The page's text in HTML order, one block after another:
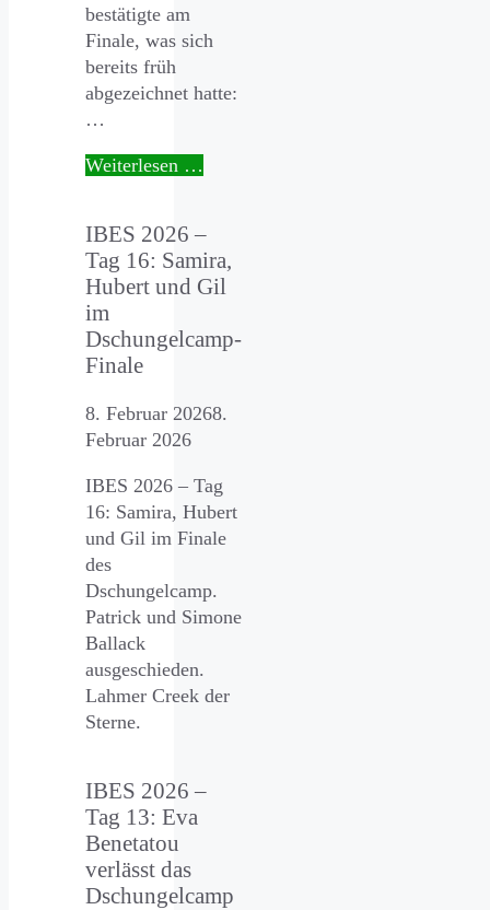
bestätigte am
Finale, was sich
bereits früh
abgezeichnet hatte:
…
Weiterlesen …
IBES 2026 –
Tag 16: Samira,
Hubert und Gil
im
Dschungelcamp-
Finale
8. Februar 20268.
Februar 2026
IBES 2026 – Tag
16: Samira, Hubert
und Gil im Finale
des
Dschungelcamp.
Patrick und Simone
Ballack
ausgeschieden.
Lahmer Creek der
Sterne.
IBES 2026 –
Tag 13: Eva
Benetatou
verlässt das
Dschungelcamp